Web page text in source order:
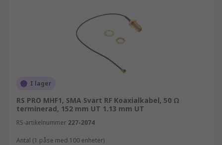
I lager
RS PRO MHF1, SMA Svart RF Koaxialkabel, 50 Ω
terminerad, 152 mm UT 1.13 mm UT
RS-artikelnummer 227-2074
Antal (1 påse med 100 enheter)